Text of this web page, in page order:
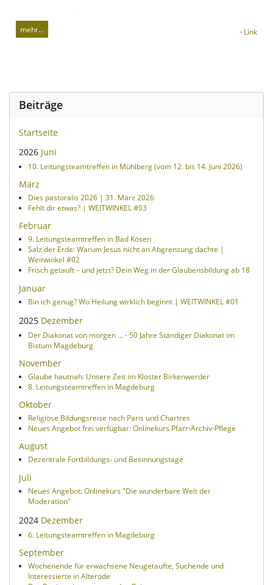
mehr… · Link
Beiträge
Startseite
2026 Juni
10. Leitungsteamtreffen in Mühlberg (vom 12. bis 14. Juni 2026)
März
Dies pastoralis 2026 | 31. März 2026
Fehlt dir etwas? | WEITWINKEL #03
Februar
9. Leitungsteamtreffen in Bad Kösen
Salz der Erde: Warum Jesus nicht an Abgrenzung dachte |
Weitwinkel #02
Frisch getauft – und jetzt? Dein Weg in der Glaubensbildung ab 18
Januar
Bin ich genug? Wo Heilung wirklich beginnt | WEITWINKEL #01
2025 Dezember
Der Diakonat von morgen ... - 50 Jahre Ständiger Diakonat im
Bistum Magdeburg
November
Glaube hautnah: Unsere Zeit im Kloster Birkenwerder
8. Leitungsteamtreffen in Magdeburg
Oktober
Religiöse Bildungsreise nach Paris und Chartres
Neues Angebot frei verfügbar: Onlinekurs Pfarr-Archiv-Pflege
August
Dezentrale Fortbildungs- und Besinnungstage
Juli
Neues Angebot: Onlinekurs "Die wunderbare Welt der
Moderation"
2024 Dezember
6. Leitungsteamtreffen in Magdeburg
September
Wochenende für erwachsene Neugetaufte, Suchende und
Interessierte in Alterode